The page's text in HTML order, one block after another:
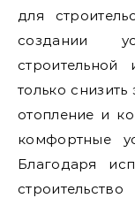
для
создании
только
отопление и
комфортные
Благодаря